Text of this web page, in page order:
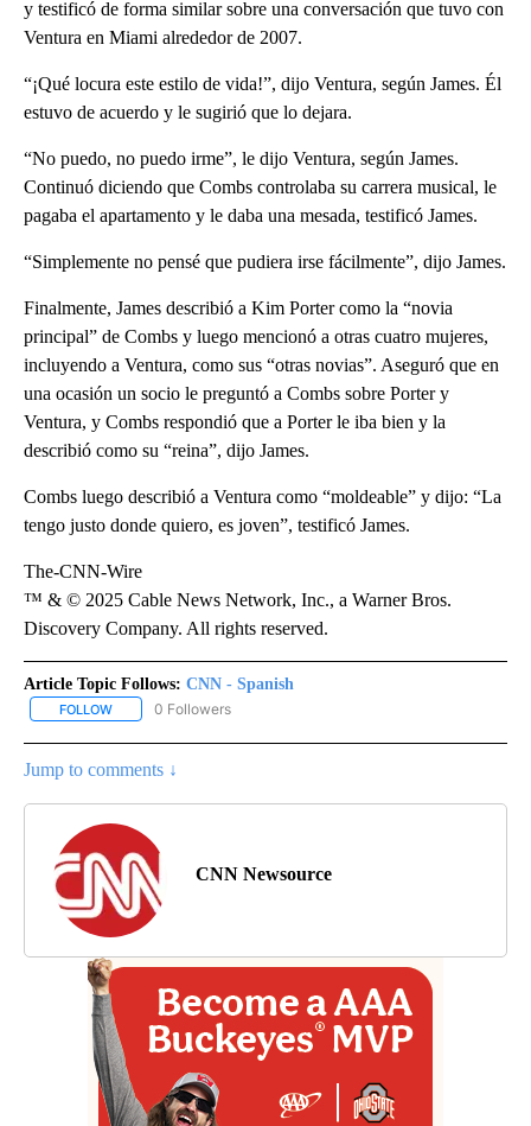
y testificó de forma similar sobre una conversación que tuvo con
Ventura en Miami alrededor de 2007.
“¡Qué locura este estilo de vida!”, dijo Ventura, según James. Él
estuvo de acuerdo y le sugirió que lo dejara.
“No puedo, no puedo irme”, le dijo Ventura, según James.
Continuó diciendo que Combs controlaba su carrera musical, le
pagaba el apartamento y le daba una mesada, testificó James.
“Simplemente no pensé que pudiera irse fácilmente”, dijo James.
Finalmente, James describió a Kim Porter como la “novia
principal” de Combs y luego mencionó a otras cuatro mujeres,
incluyendo a Ventura, como sus “otras novias”. Aseguró que en
una ocasión un socio le preguntó a Combs sobre Porter y
Ventura, y Combs respondió que a Porter le iba bien y la
describió como su “reina”, dijo James.
Combs luego describió a Ventura como “moldeable” y dijo: “La
tengo justo donde quiero, es joven”, testificó James.
The-CNN-Wire
™ & © 2025 Cable News Network, Inc., a Warner Bros.
Discovery Company. All rights reserved.
Article Topic Follows: CNN - Spanish
FOLLOW FOLLOW "CNN - SPANISH" TO RECEIVE NOTIFICATIONS ABOUT
0 Followers
Jump to comments ↓
CNN Newsource